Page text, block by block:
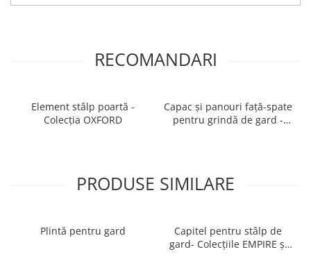
RECOMANDARI
Element stâlp poartă -
Colecția OXFORD
Capac și panouri față-spate
pentru grindă de gard -
PRODUSE SIMILARE
Plintă pentru gard
Capitel pentru stâlp de
gard- Colecțiile EMPIRE și